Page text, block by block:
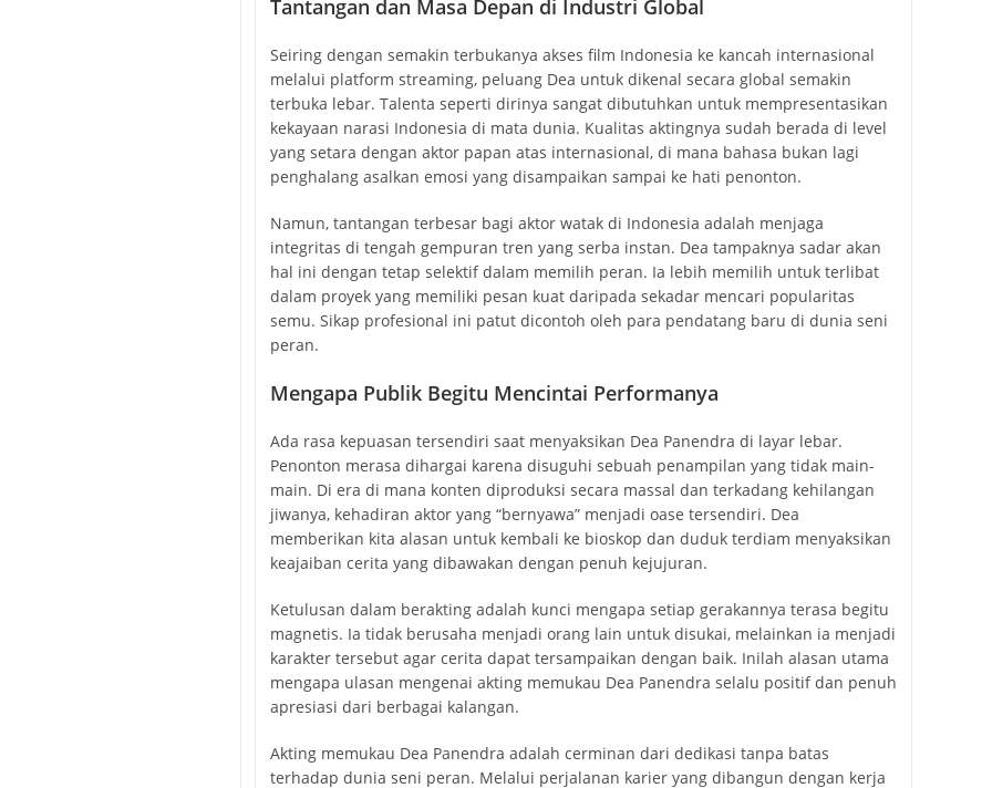
Tantangan dan Masa Depan di Industri Global
Seiring dengan semakin terbukanya akses film Indonesia ke kancah internasional
melalui platform streaming, peluang Dea untuk dikenal secara global semakin
terbuka lebar. Talenta seperti dirinya sangat dibutuhkan untuk mempresentasikan
kekayaan narasi Indonesia di mata dunia. Kualitas aktingnya sudah berada di level
yang setara dengan aktor papan atas internasional, di mana bahasa bukan lagi
penghalang asalkan emosi yang disampaikan sampai ke hati penonton.
Namun, tantangan terbesar bagi aktor watak di Indonesia adalah menjaga
integritas di tengah gempuran tren yang serba instan. Dea tampaknya sadar akan
hal ini dengan tetap selektif dalam memilih peran. Ia lebih memilih untuk terlibat
dalam proyek yang memiliki pesan kuat daripada sekadar mencari popularitas
semu. Sikap profesional ini patut dicontoh oleh para pendatang baru di dunia seni
peran.
Mengapa Publik Begitu Mencintai Performanya
Ada rasa kepuasan tersendiri saat menyaksikan Dea Panendra di layar lebar.
Penonton merasa dihargai karena disuguhi sebuah penampilan yang tidak main-
main. Di era di mana konten diproduksi secara massal dan terkadang kehilangan
jiwanya, kehadiran aktor yang “bernyawa” menjadi oase tersendiri. Dea
memberikan kita alasan untuk kembali ke bioskop dan duduk terdiam menyaksikan
keajaiban cerita yang dibawakan dengan penuh kejujuran.
Ketulusan dalam berakting adalah kunci mengapa setiap gerakannya terasa begitu
magnetis. Ia tidak berusaha menjadi orang lain untuk disukai, melainkan ia menjadi
karakter tersebut agar cerita dapat tersampaikan dengan baik. Inilah alasan utama
mengapa ulasan mengenai akting memukau Dea Panendra selalu positif dan penuh
apresiasi dari berbagai kalangan.
Akting memukau Dea Panendra adalah cerminan dari dedikasi tanpa batas
terhadap dunia seni peran. Melalui perjalanan karier yang dibangun dengan kerja